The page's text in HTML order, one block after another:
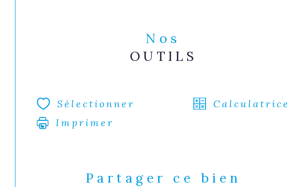
Nos
OUTILS
Sélectionner
Calculatrice
Imprimer
Partager ce bien